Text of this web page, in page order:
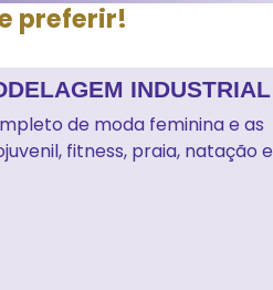
preferir!
INDUSTRIAL
de moda feminina e as
fitness, praia, natação e